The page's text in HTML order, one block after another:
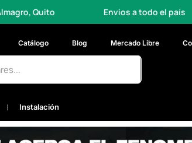
Envios a todo el país Entrega rápida
Catálogo Blog Mercado Libre
Instalación